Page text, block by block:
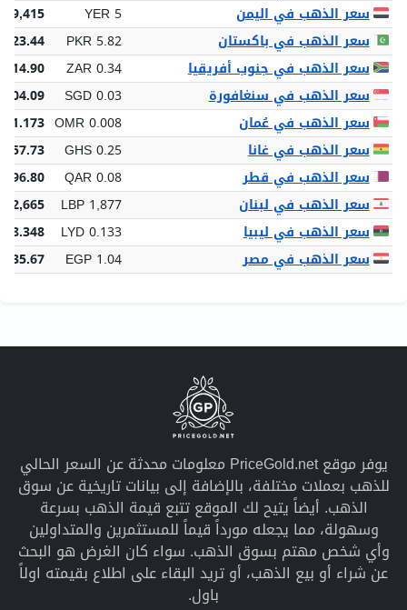
سعر الذهب في اليمن
YER 5
19,415
سعر الذهب في باكستان
PKR 5.82
سعر الذهب في جنوب أفريقيا
ZAR 0.34
سعر الذهب في سنغافورة
SGD 0.03
سعر الذهب في عُمان
OMR 0.008
سعر الذهب في غانا
GHS 0.25
سعر الذهب في قطر
QAR 0.08
سعر الذهب في لبنان
LBP 1,877
سعر الذهب في ليبيا
LYD 0.133
سعر الذهب في مصر
EGP 1.04
يوفر موقع PriceGold.net معلومات محدثة عن السعر الحالي
للذهب بعملات مختلفة، بالإضافة إلى بيانات تاريخية عن سوق
الذهب. أيضاً يتيح لك الموقع تتبع قيمة الذهب بسرعة
وسهولة، مما يجعله مورداً قيماً للمستثمرين والمتداولين
وأي شخص مهتم بسوق الذهب. سواء كان الغرض هو البحث
عن شراء أو بيع الذهب، أو تريد البقاء على اطلاع بقيمته اولاً
باول.